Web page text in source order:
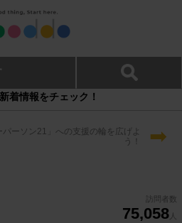
着情報をチェック！
ーソン21」への支援の輪を広げよ
う！
➡
訪問者数
75,058 人